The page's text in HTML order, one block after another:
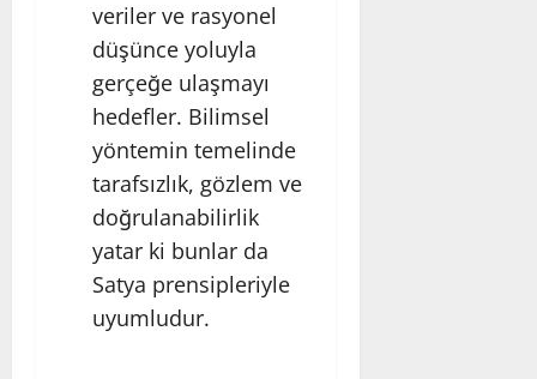
veriler ve rasyonel
düşünce yoluyla
gerçeğe ulaşmayı
hedefler. Bilimsel
yöntemin temelinde
tarafsızlık, gözlem ve
doğrulanabilirlik
yatar ki bunlar da
Satya prensipleriyle
uyumludur.